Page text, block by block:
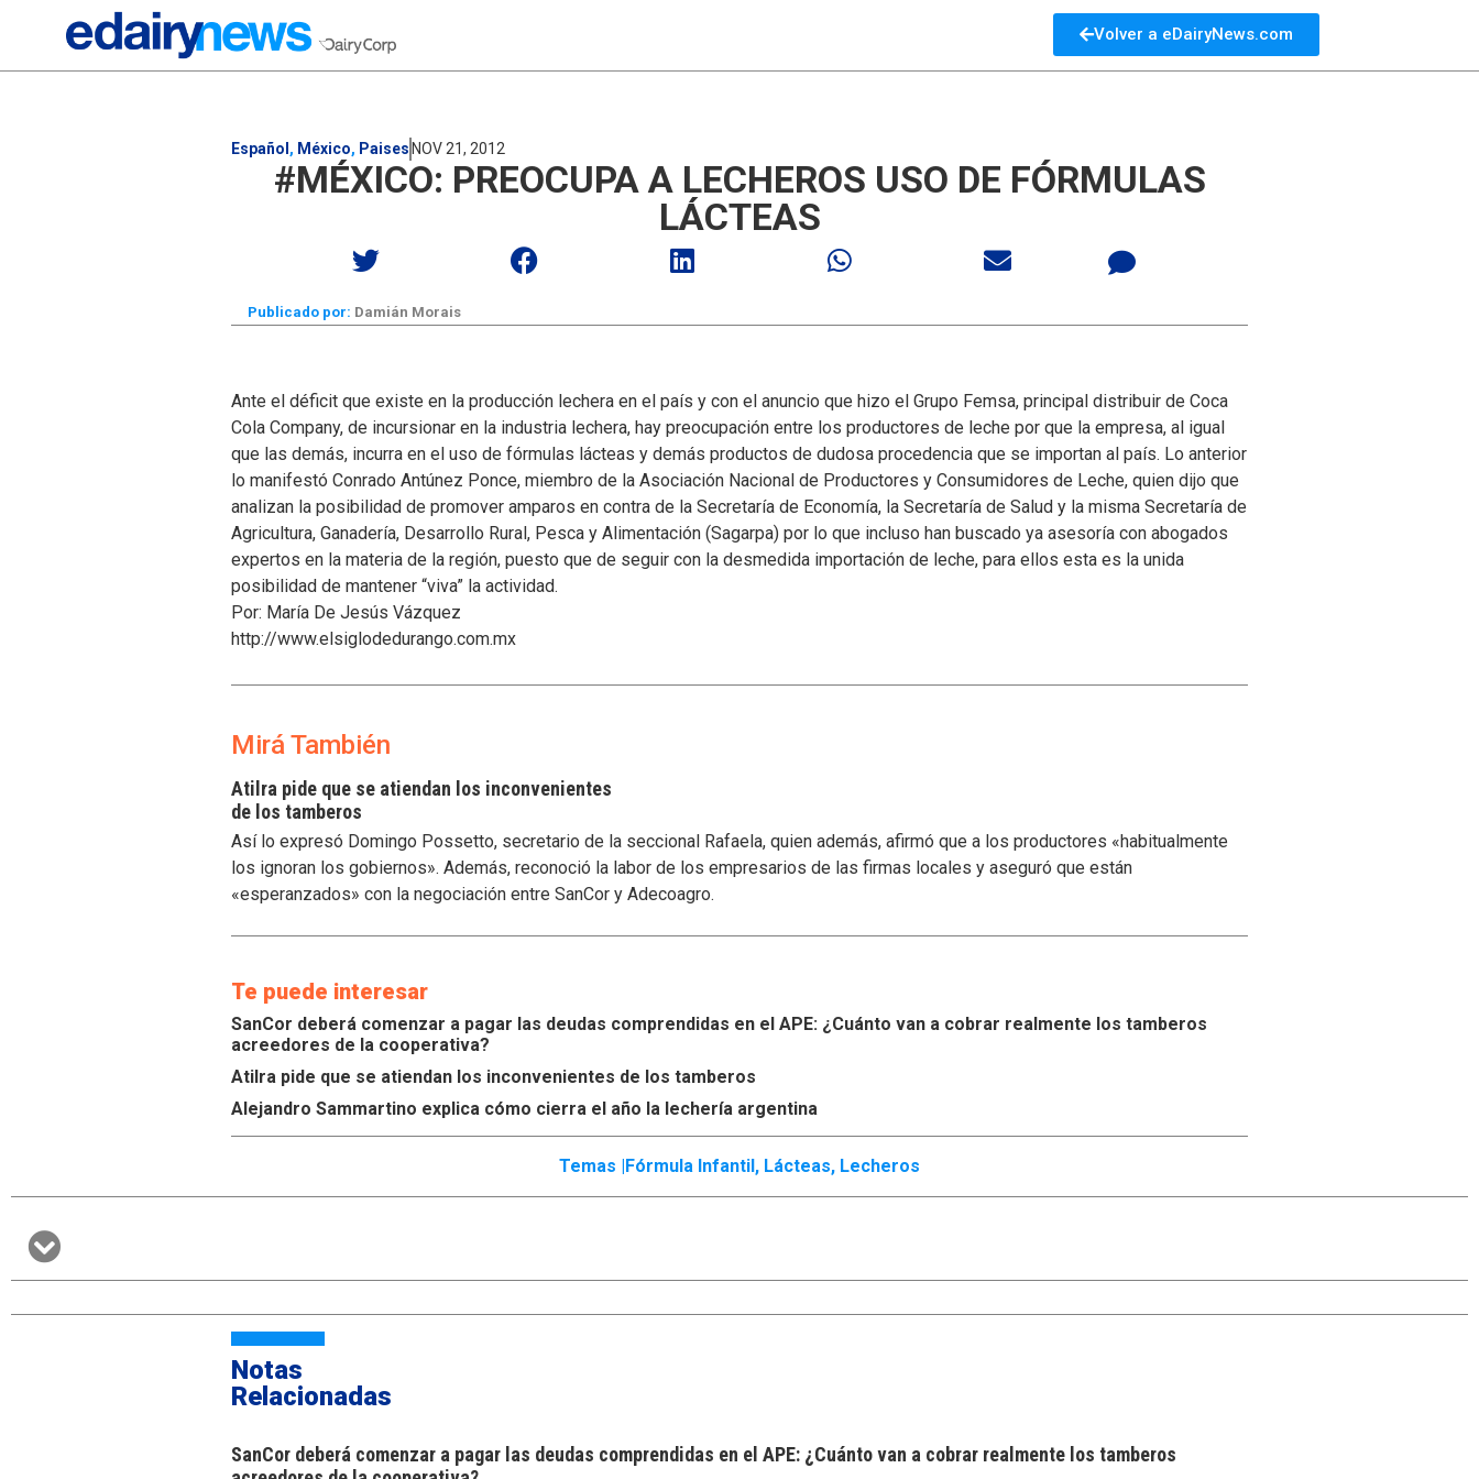
Volver a eDairyNews.com
Español , México, Paises NOV 21, 2012
#MÉXICO: PREOCUPA A LECHEROS USO DE FÓRMULAS
LÁCTEAS
Publicado por: Damián Morais
Ante el déficit que existe en la producción lechera en el país y con el anuncio que hizo el Grupo Femsa, principal distribuir de Coca
Cola Company, de incursionar en la industria lechera, hay preocupación entre los productores de leche por que la empresa, al igual
que las demás, incurra en el uso de fórmulas lácteas y demás productos de dudosa procedencia que se importan al país. Lo anterior
lo manifestó Conrado Antúnez Ponce, miembro de la Asociación Nacional de Productores y Consumidores de Leche, quien dijo que
analizan la posibilidad de promover amparos en contra de la Secretaría de Economía, la Secretaría de Salud y la misma Secretaría de
Agricultura, Ganadería, Desarrollo Rural, Pesca y Alimentación (Sagarpa) por lo que incluso han buscado ya asesoría con abogados
expertos en la materia de la región, puesto que de seguir con la desmedida importación de leche, para ellos esta es la unida
posibilidad de mantener “viva” la actividad.
Por: María De Jesús Vázquez
http://www.elsiglodedurango.com.mx
Mirá También
Atilra pide que se atiendan los inconvenientes
de los tamberos
Así lo expresó Domingo Possetto, secretario de la seccional Rafaela, quien además, afirmó que a los productores «habitualmente
los ignoran los gobiernos». Además, reconoció la labor de los empresarios de las firmas locales y aseguró que están
«esperanzados» con la negociación entre SanCor y Adecoagro.
Te puede interesar
SanCor deberá comenzar a pagar las deudas comprendidas en el APE: ¿Cuánto van a cobrar realmente los tamberos
acreedores de la cooperativa?
Atilra pide que se atiendan los inconvenientes de los tamberos
Alejandro Sammartino explica cómo cierra el año la lechería argentina
Temas | Fórmula Infantil , Lácteas, Lecheros
Notas
Relacionadas
SanCor deberá comenzar a pagar las deudas comprendidas en el APE: ¿Cuánto van a cobrar realmente los tamberos